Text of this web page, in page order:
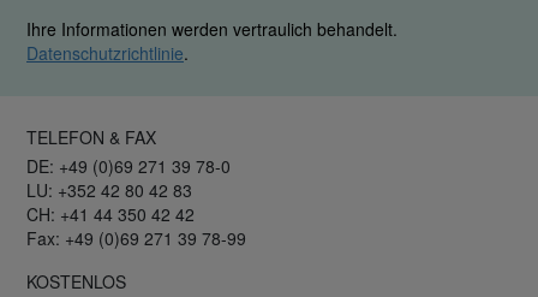
Ihre Informationen werden vertraulich behandelt.
Datenschutzrichtlinie.
TELEFON & FAX
DE: +49 (0)69 271 39 78-0
LU: +352 42 80 42 83
CH: +41 44 350 42 42
Fax: +49 (0)69 271 39 78-99
KOSTENLOS